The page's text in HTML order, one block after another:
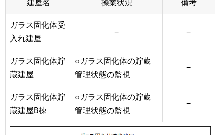
建屋名 操業状況 備考
ガラス固化体受
入れ建屋
− −
ガラス固化体貯
蔵建屋
○ガラス固化体の貯蔵
管理状態の監視
−
ガラス固化体貯
蔵建屋B棟
○ガラス固化体の貯蔵
管理状態の監視
−